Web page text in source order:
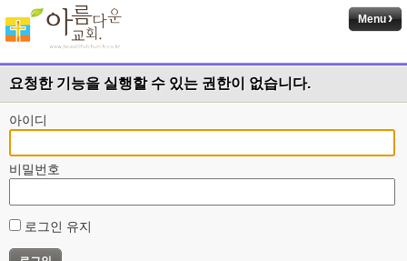
Menu
요청한 기능을 실행할 수 있는 권한이 없습니다.
아이디
비밀번호
로그인 유지